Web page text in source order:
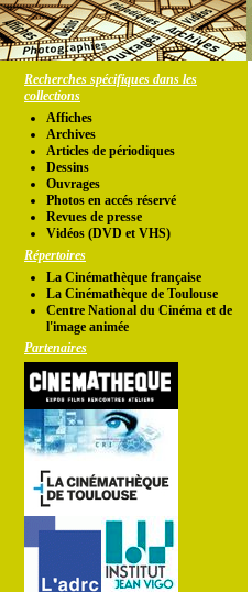
Recherches spécifiques dans les
collections
Affiches
Archives
Articles de périodiques
Dessins
Ouvrages
Photos en accés réservé
Revues de presse
Vidéos (DVD et VHS)
Répertoires
La Cinémathèque française
La Cinémathèque de Toulouse
Centre National du Cinéma et de
l'image animée
Partenaires